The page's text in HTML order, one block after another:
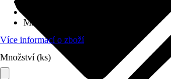
Materiál
Více informací o zboží
Množství (ks)